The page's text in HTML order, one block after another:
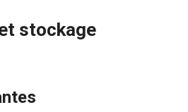
stockage